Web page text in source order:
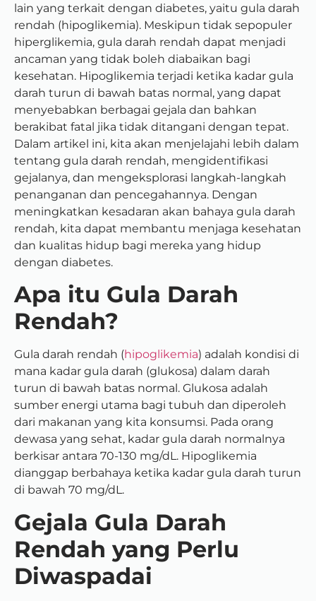
lain yang terkait dengan diabetes, yaitu gula darah
rendah (hipoglikemia). Meskipun tidak sepopuler
hiperglikemia, gula darah rendah dapat menjadi
ancaman yang tidak boleh diabaikan bagi
kesehatan. Hipoglikemia terjadi ketika kadar gula
darah turun di bawah batas normal, yang dapat
menyebabkan berbagai gejala dan bahkan
berakibat fatal jika tidak ditangani dengan tepat.
Dalam artikel ini, kita akan menjelajahi lebih dalam
tentang gula darah rendah, mengidentifikasi
gejalanya, dan mengeksplorasi langkah-langkah
penanganan dan pencegahannya. Dengan
meningkatkan kesadaran akan bahaya gula darah
rendah, kita dapat membantu menjaga kesehatan
dan kualitas hidup bagi mereka yang hidup
dengan diabetes.
Apa itu Gula Darah
Rendah?
Gula darah rendah (hipoglikemia) adalah kondisi di
mana kadar gula darah (glukosa) dalam darah
turun di bawah batas normal. Glukosa adalah
sumber energi utama bagi tubuh dan diperoleh
dari makanan yang kita konsumsi. Pada orang
dewasa yang sehat, kadar gula darah normalnya
berkisar antara 70-130 mg/dL. Hipoglikemia
dianggap berbahaya ketika kadar gula darah turun
di bawah 70 mg/dL.
Gejala Gula Darah
Rendah yang Perlu
Diwaspadai